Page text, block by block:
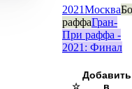
2021Москва
раффаГран-
При раффа -
2021: Финал
☆